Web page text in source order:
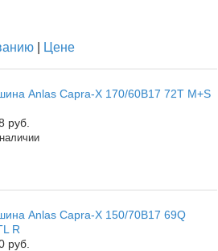
Цене
Anlas Capra-X 170/60B17 72T M+S
руб.
Anlas Capra-X 150/70B17 69Q
R
руб.